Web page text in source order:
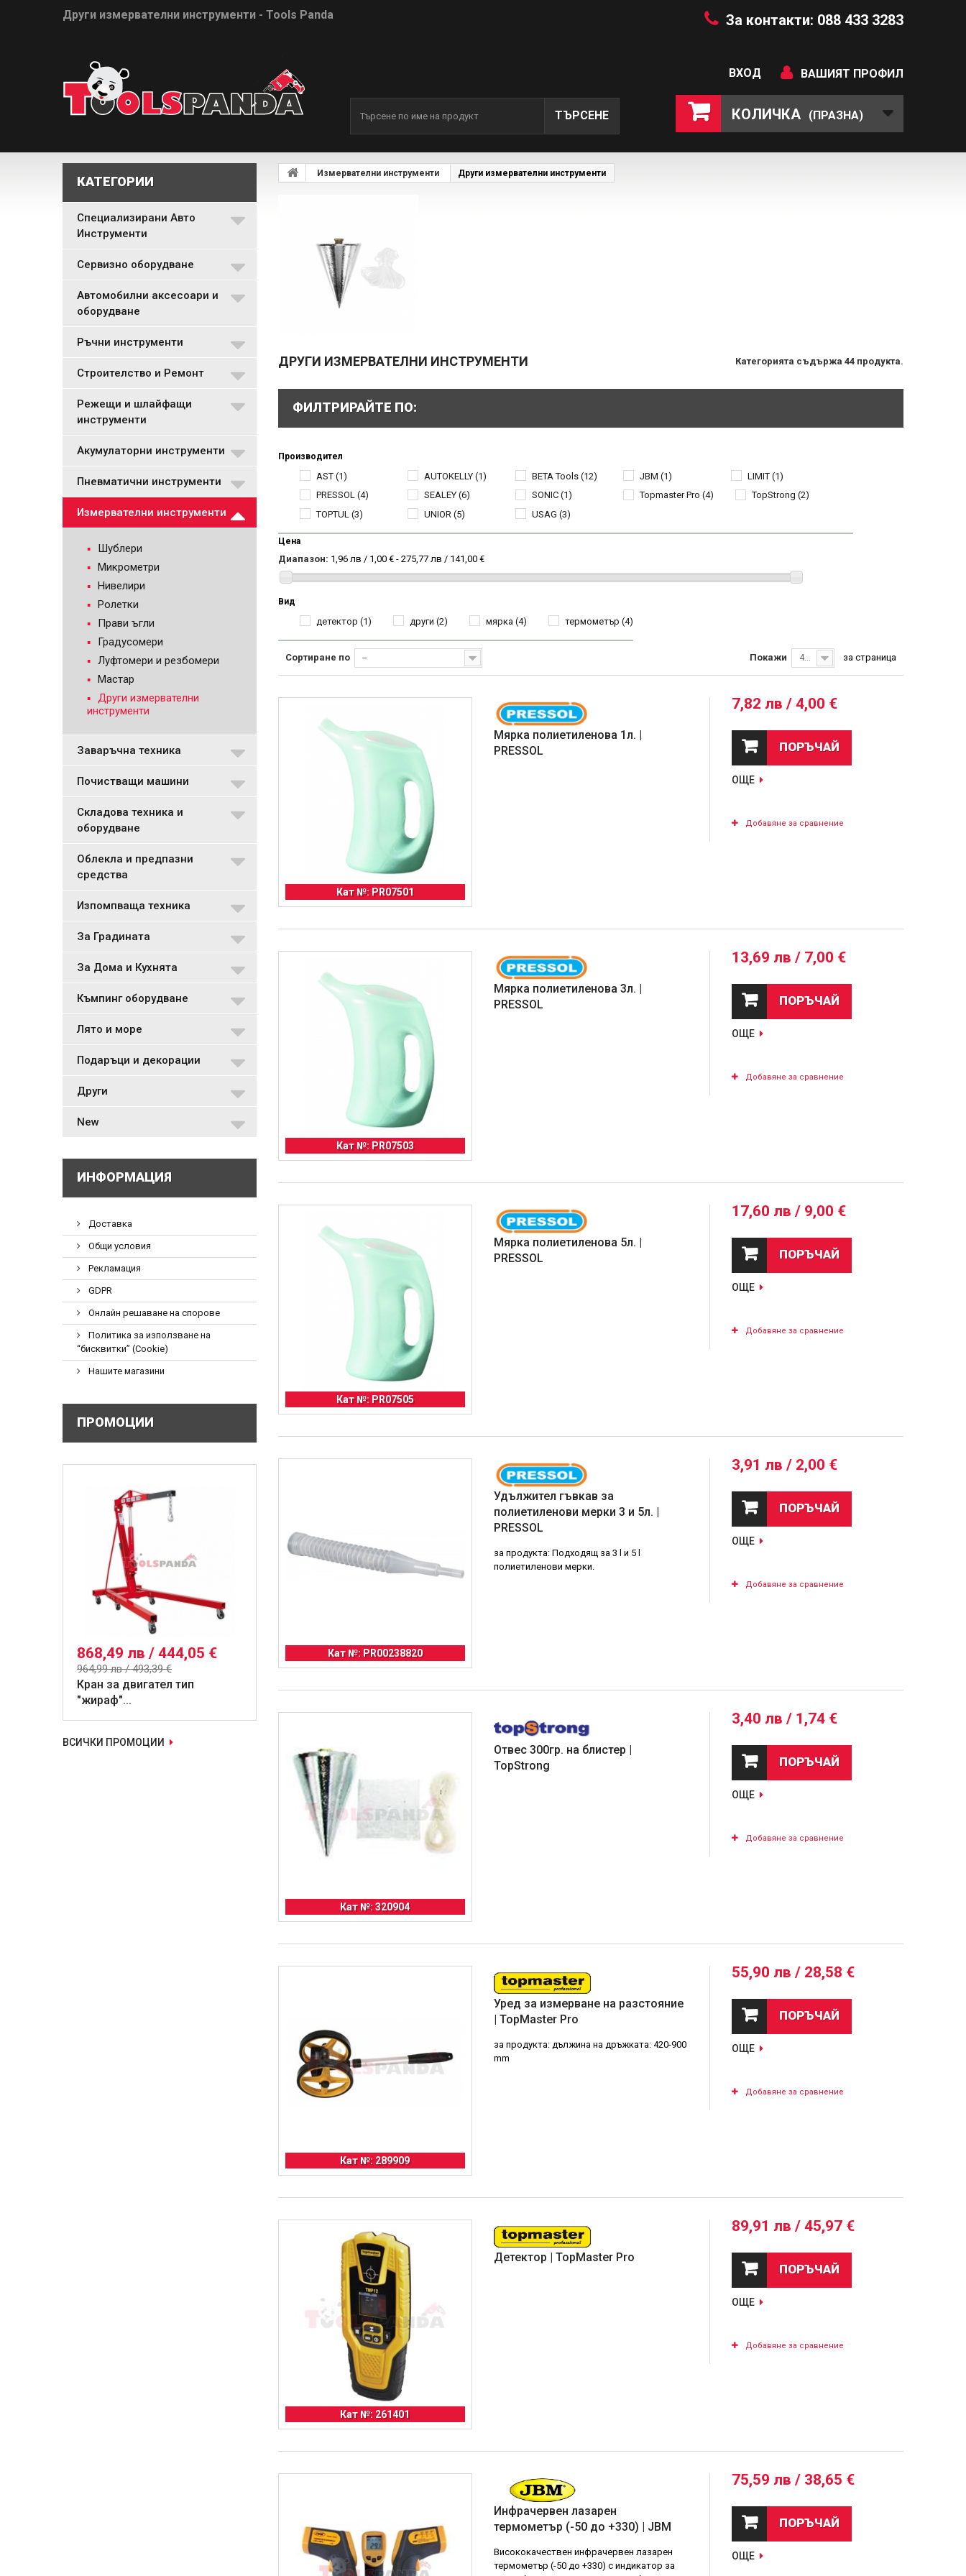
Други измервателни инструменти - Tools Panda За контакти: 088 433 3283
ВАШИЯТ ПРОФИЛ
ВХОД
КОЛИЧКА (ПРАЗНА)
ТЪРСЕНЕ
КАТЕГОРИИ
Специализирани Авто
Инструменти
Сервизно оборудване
Автомобилни аксесоари и
оборудване
Ръчни инструменти
Строителство и Ремонт
Режещи и шлайфащи
инструменти
Акумулаторни инструменти
Пневматични инструменти
Измервателни инструменти
Шублери
Микрометри
Нивелири
Ролетки
Прави ъгли
Градусомери
Луфтомери и резбомери
Мастар
Други измервателни
инструменти
Заваръчна техника
Почистващи машини
Складова техника и
оборудване
Облекла и предпазни
средства
Изпомпваща техника
За Градината
За Дома и Кухнята
Къмпинг оборудване
Лято и море
Подаръци и декорации
Други
New
ИНФОРМАЦИЯ
Доставка
Общи условия
Рекламация
GDPR
Онлайн решаване на спорове
Политика за използване на
“бисквитки” (Cookie)
Нашите магазини
ПРОМОЦИИ
868,49 лв / 444,05 €
964,99 лв / 493,39 €
Кран за двигател тип
"жираф"...
ВСИЧКИ ПРОМОЦИИ
Измервателни инструменти Други измервателни инструменти
ДРУГИ ИЗМЕРВАТЕЛНИ ИНСТРУМЕНТИ Категорията съдържа 44 продукта.
ФИЛТРИРАЙТЕ ПО:
Производител
AST (1) AUTOKELLY (1) BETA Tools (12) JBM (1) LIMIT (1)
PRESSOL (4) SEALEY (6) SONIC (1) Topmaster Pro (4) TopStrong (2)
TOPTUL (3) UNIOR (5) USAG (3)
Цена
Диапазон: 1,96 лв / 1,00 € - 275,77 лв / 141,00 €
Вид
детектор (1) други (2) мярка (4) термометър (4)
Сортиране по -- Покажи за страница
Кат №: PR07501
Мярка полиетиленова 1л. |
PRESSOL
7,82 лв / 4,00 €
ПОРЪЧАЙ
ОЩЕ
Добавяне за сравнение
Кат №: PR07503
Мярка полиетиленова 3л. |
PRESSOL
13,69 лв / 7,00 €
ПОРЪЧАЙ
ОЩЕ
Добавяне за сравнение
Кат №: PR07505
Мярка полиетиленова 5л. |
PRESSOL
17,60 лв / 9,00 €
ПОРЪЧАЙ
ОЩЕ
Добавяне за сравнение
Кат №: PR00238820
Удължител гъвкав за
полиетиленови мерки 3 и 5л. |
PRESSOL
за продукта: Подходящ за 3 l и 5 l
полиетиленови мерки.
3,91 лв / 2,00 €
ПОРЪЧАЙ
ОЩЕ
Добавяне за сравнение
Кат №: 320904
Отвес 300гр. на блистер |
TopStrong
3,40 лв / 1,74 €
ПОРЪЧАЙ
ОЩЕ
Добавяне за сравнение
Кат №: 289909
Уред за измерване на разстояние
| TopMaster Pro
за продукта: дължина на дръжката: 420-900
mm
55,90 лв / 28,58 €
ПОРЪЧАЙ
ОЩЕ
Добавяне за сравнение
Кат №: 261401
Детектор | TopMaster Pro
89,91 лв / 45,97 €
ПОРЪЧАЙ
ОЩЕ
Добавяне за сравнение
Инфрачервен лазарен
термометър (-50 до +330) | JBM
Висококачествен инфрачервен лазарен
термометър (-50 до +330) с индикатор за
75,59 лв / 38,65 €
ПОРЪЧАЙ
ОЩЕ